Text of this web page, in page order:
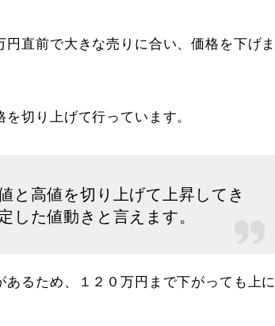
直前で大きな売りに合い、価格を下げま
切り上げて行っています。
と高値を切り上げて上昇してき
した値動きと言えます。
るため、１２０万円まで下がっても上に